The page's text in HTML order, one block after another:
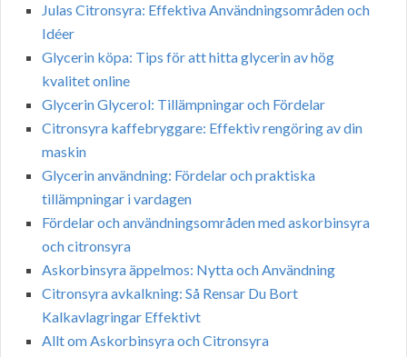
Julas Citronsyra: Effektiva Användningsområden och
Idéer
Glycerin köpa: Tips för att hitta glycerin av hög
kvalitet online
Glycerin Glycerol: Tillämpningar och Fördelar
Citronsyra kaffebryggare: Effektiv rengöring av din
maskin
Glycerin användning: Fördelar och praktiska
tillämpningar i vardagen
Fördelar och användningsområden med askorbinsyra
och citronsyra
Askorbinsyra äppelmos: Nytta och Användning
Citronsyra avkalkning: Så Rensar Du Bort
Kalkavlagringar Effektivt
Allt om Askorbinsyra och Citronsyra